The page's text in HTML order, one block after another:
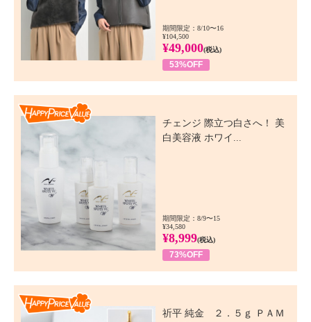
期間限定：8/10〜16
¥104,500
¥49,000(税込)
53%OFF
チェンジ 際立つ白さへ！ 美
白美容液 ホワイ...
期間限定：8/9〜15
¥34,580
¥8,999(税込)
73%OFF
祈平 純金 ２．５ｇ ＰＡＭ